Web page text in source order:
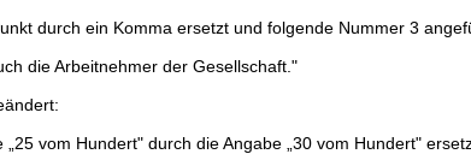
durch ein Komma ersetzt und folgende Nummer 3
die Arbeitnehmer der Gesellschaft."
vom Hundert" durch die Angabe „30 vom Hundert"